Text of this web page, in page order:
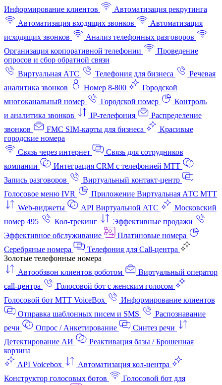
Информирование клиентов
Автоматизация рекрутинга
Автоматизация входящих звонков
Автоматизация
исходящих звонков
Анализ телефонных разговоров
Организация корпоративной телефонии
Проведение
опросов и сбор обратной связи
Виртуальная АТС
Телефония для бизнеса
Речевая
аналитика звонков
Номер 8-800
Городской
многоканальный номер
Городской номер
Контроль
и аналитика звонков
IP-телефония
Распределение
звонков
FMC SIM-карты для бизнеса
Красивые
городские номера
Связь через интернет
Связь для сотрудников
компании
Интеграция CRM с телефонией МТТ
Запись разговоров
Виртуальный контакт‑центр
Голосовое меню IVR
Приложение Виртуальная АТС МТТ
Web-виджеты
API Виртуальной АТС
Московский
номер 495
Кол-трекинг
Эффективные продажи
Эффективное обслуживание
Платиновые номера
Серебряные номера
Телефония для Call-центра
Золотые телефонные номера
Автообзвон клиентов роботом
Виртуальный оператор
call-центра
Голосовой бот с женским голосом
Голосовой бот МТТ VoiceBox
Информирование клиентов
Отправка шаблонных писем и SMS
Распознавание
речи
Опрос / Анкетирование
Синтез речи
Детектирование АИ
Реактивация базы / Брошенная
корзина
API Voicebox
Автоматизация кол‑центра
Конструктор голосовых ботов
Голосовой бот для